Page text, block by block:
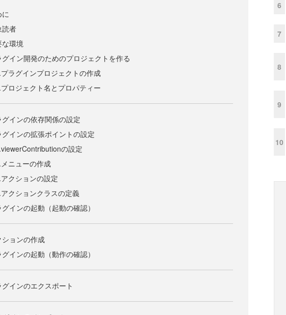
読者
な環境
グイン開発のためのプロジェクトを作る
ラグインプロジェクトの作成
ロジェクト名とプロパティー
グインの依存関係の設定
グインの拡張ポイントの設定
の設定
ニューの作成
クションの設定
クションクラスの定義
グインの起動（起動の確認）
ションの作成
グインの起動（動作の確認）
グインのエクスポート
6
7
8
9
10